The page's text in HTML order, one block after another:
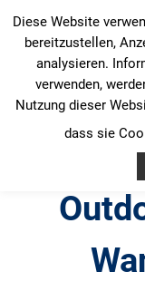
Inhalt
springen
Diese Website
bereitzustellen,
analysieren.
verwenden,
Nutzung dieser
dass sie